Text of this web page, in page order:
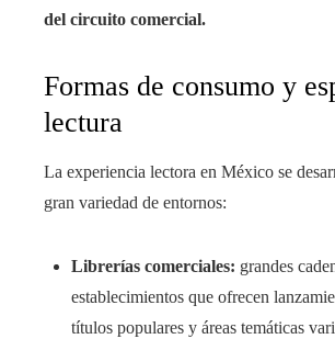
del circuito comercial.
Formas de consumo y
lectura
La experiencia lectora en México se
gran variedad de entornos:
Librerías comerciales: grandes
establecimientos que ofrecen
títulos populares y áreas temáticas